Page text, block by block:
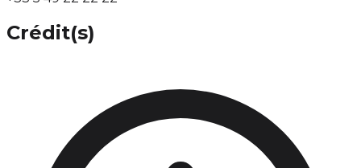
Crédit(s)